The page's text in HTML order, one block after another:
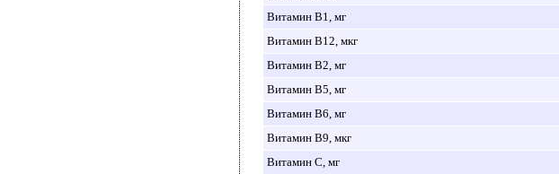
Витамин B1, мг
Витамин B12, мкг
Витамин B2, мг
Витамин B5, мг
Витамин B6, мг
Витамин B9, мкг
Витамин C, мг